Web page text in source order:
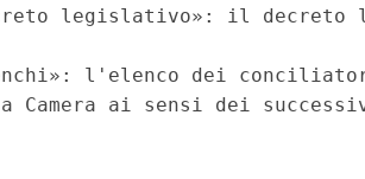
legislativo»: il decreto
l'elenco dei
Camera ai sensi dei